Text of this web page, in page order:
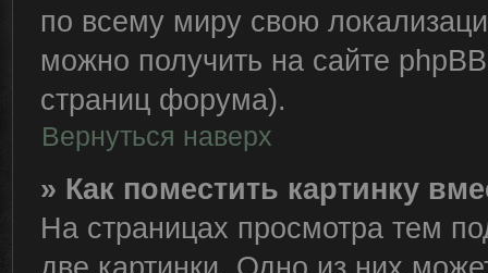
по всему миру свою
можно получить на сайте
страниц форума).
Вернуться наверх
» Как поместить картинку
На страницах просмотра тем